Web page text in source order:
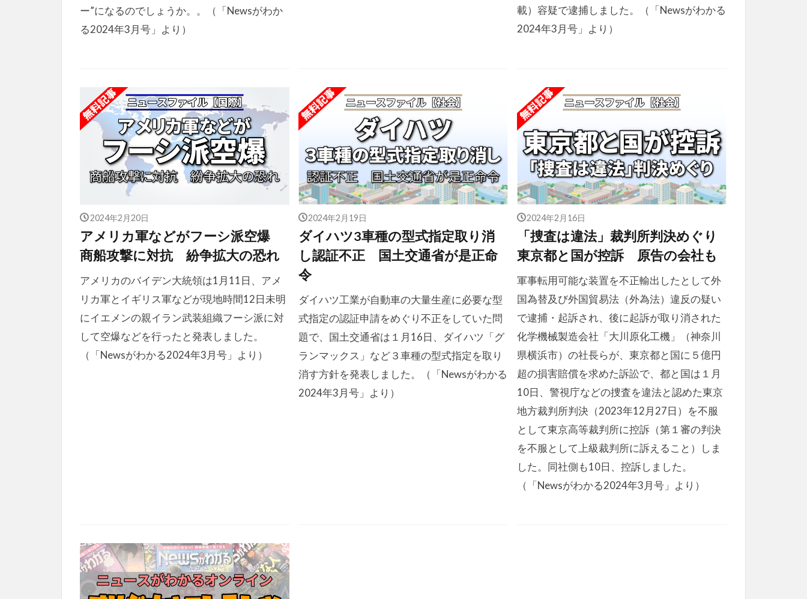
ー”になるのでしょうか。。（「Newsがわか
る2024年3月号」より）
載）容疑で逮捕しました。（「Newsがわかる
2024年3月号」より）
2024年2月20日
アメリカ軍などがフーシ派空爆
商船攻撃に対抗 紛争拡大の恐れ
アメリカのバイデン大統領は1月11日、アメ
リカ軍とイギリス軍などが現地時間12日未明
にイエメンの親イラン武装組織フーシ派に対
して空爆などを行ったと発表しました。
（「Newsがわかる2024年3月号」より）
2024年2月19日
ダイハツ3車種の型式指定取り消
し認証不正 国土交通省が是正命
令
ダイハツ工業が自動車の大量生産に必要な型
式指定の認証申請をめぐり不正をしていた問
題で、国土交通省は１月16日、ダイハツ「グ
ランマックス」など３車種の型式指定を取り
消す方針を発表しました。（「Newsがわかる
2024年3月号」より）
2024年2月16日
「捜査は違法」裁判所判決めぐり
東京都と国が控訴 原告の会社も
軍事転用可能な装置を不正輸出したとして外
国為替及び外国貿易法（外為法）違反の疑い
で逮捕・起訴され、後に起訴が取り消された
化学機械製造会社「大川原化工機」（神奈川
県横浜市）の社長らが、東京都と国に５億円
超の損害賠償を求めた訴訟で、都と国は１月
10日、警視庁などの捜査を違法と認めた東京
地方裁判所判決（2023年12月27日）を不服
として東京高等裁判所に控訴（第１審の判決
を不服として上級裁判所に訴えること）しま
した。同社側も10日、控訴しました。
（「Newsがわかる2024年3月号」より）